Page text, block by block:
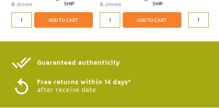
฿ 265.00 SHIP
ADD TO CART
฿ 270.00 SHIP
ADD TO CART
Guaranteed authenticity​
Free returns within 14 days*
after receive date